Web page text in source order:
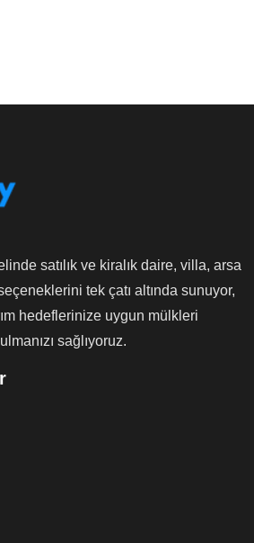
satılık ve kiralık daire, villa, arsa
tek çatı altında sunuyor,
hedeflerinize uygun mülkleri
sağlıyoruz.